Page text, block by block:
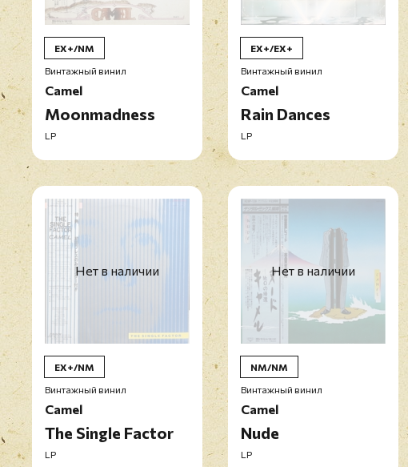
EX+/NM
Винтажный винил
Camel
Moonmadness
LP
EX+/EX+
Винтажный винил
Camel
Rain Dances
LP
Нет в наличии
EX+/NM
Винтажный винил
Camel
The Single Factor
LP
Нет в наличии
NM/NM
Винтажный винил
Camel
Nude
LP